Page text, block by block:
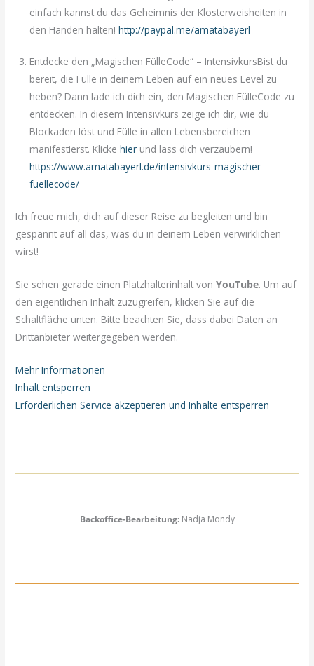
einfach kannst du das Geheimnis der Klosterweisheiten in
den Händen halten!http://paypal.me/amatabayerl
Entdecke den „Magischen FülleCode“ – IntensivkursBist du
bereit, die Fülle in deinem Leben auf ein neues Level zu
heben? Dann lade ich dich ein, den Magischen FülleCode zu
entdecken. In diesem Intensivkurs zeige ich dir, wie du
Blockaden löst und Fülle in allen Lebensbereichen
manifestierst. Klickehier und lass dich verzaubern!
https://www.amatabayerl.de/intensivkurs-magischer-
fuellecode/
Ich freue mich, dich auf dieser Reise zu begleiten und bin
gespannt auf all das, was du in deinem Leben verwirklichen
wirst!
Sie sehen gerade einen Platzhalterinhalt vonYouTube. Um auf
den eigentlichen Inhalt zuzugreifen, klicken Sie auf die
Schaltfläche unten. Bitte beachten Sie, dass dabei Daten an
Drittanbieter weitergegeben werden.
Mehr Informationen
Inhalt entsperren
Erforderlichen Service akzeptieren und Inhalte entsperren
Backoffice-Bearbeitung: Nadja Mondy